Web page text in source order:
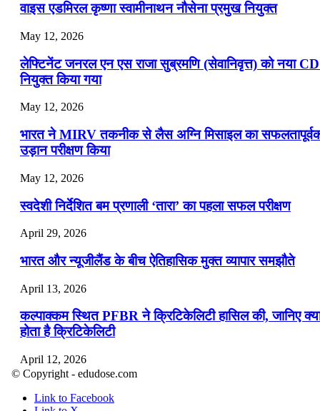
वाइस एडमिरल कृष्णा स्वामीनाथन नौसेना प्रमुख नियुक्त
May 12, 2026
लेफ्टिनेंट जनरल एन एस राजा सुब्रमणि (सेवानिवृत्त) को नया
नियुक्त किया गया
May 12, 2026
भारत ने MIRV तकनीक से लैस अग्नि मिसाइल का
उड़ान परीक्षण किया
May 12, 2026
स्वदेशी निर्देशित बम प्रणाली ‘तारा’ का पहला सफल परीक्षण
April 29, 2026
भारत और न्यूजीलैंड के बीच ऐतिहासिक मुक्त व्यापार समझौते
April 13, 2026
कल्पाक्कम स्थित PFBR ने क्रिटिकेलिटी हासिल की, जानिए
होता है क्रिटिकेलिटी
April 12, 2026
© Copyright - edudose.com
Link to Facebook